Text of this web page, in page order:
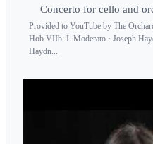
Concerto for cello and
Provided to YouTube by The
Hob VIIb: I. Moderato · Joseph
Haydn...